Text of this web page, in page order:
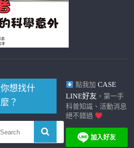
你想找什
麼？
點我加 CASE
LINE好友 ，第一手
科普知識、活動消息
絕不錯過